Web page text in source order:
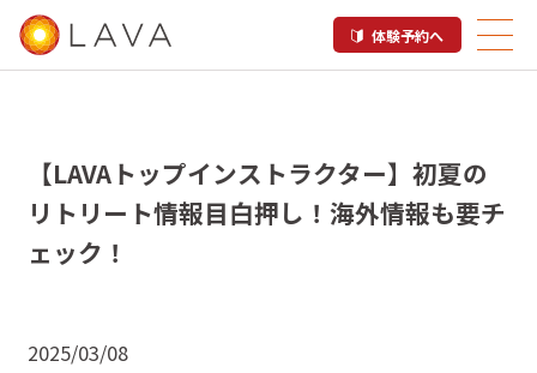
体験予約へ
【LAVAトップインストラクター】初夏の
リトリート情報目白押し！海外情報も要チ
ェック！
2025/03/08